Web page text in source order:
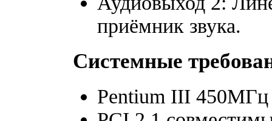
приёмник звука.
Системные
Pentium III